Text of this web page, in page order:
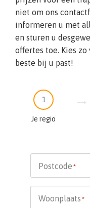
niet om ons
informeren u met
en sturen u
offertes toe. Kies
beste bij u past!
1
Je regio
Postcode *
Woonplaats *